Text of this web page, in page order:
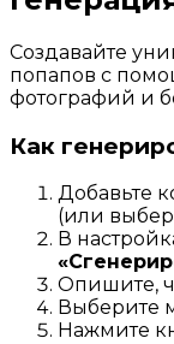
Создавайте
попапов с
фотографий и
Как
Добавьте
(или
В
Опишите,
Выберите
Нажмите